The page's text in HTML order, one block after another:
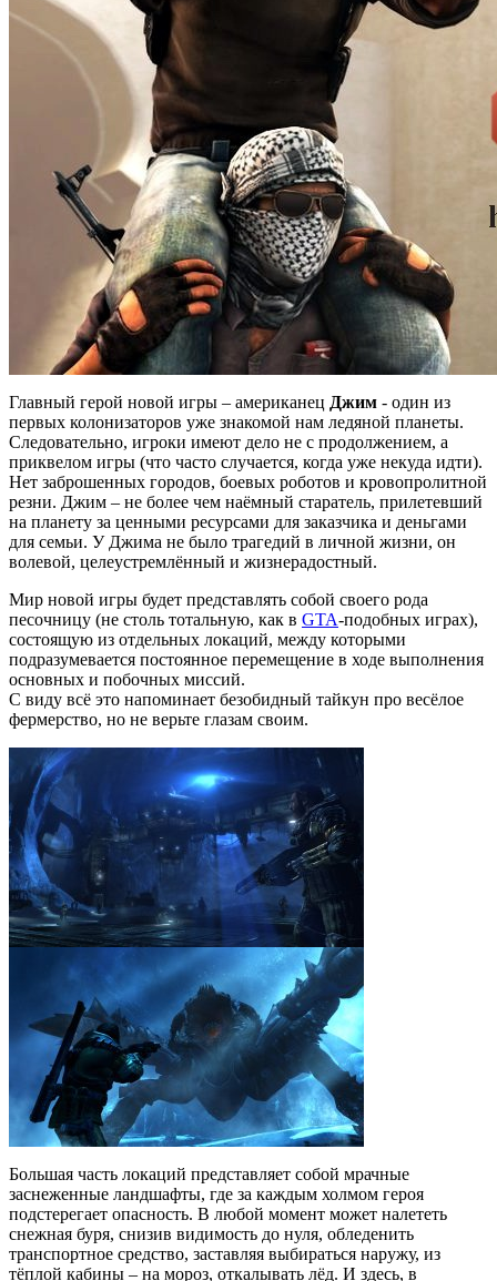
Главный герой новой игры – американец Джим - один из
первых колонизаторов уже знакомой нам ледяной планеты.
Следовательно, игроки имеют дело не с продолжением, а
приквелом игры (что часто случается, когда уже некуда идти).
Нет заброшенных городов, боевых роботов и кровопролитной
резни. Джим – не более чем наёмный старатель, прилетевший
на планету за ценными ресурсами для заказчика и деньгами
для семьи. У Джима не было трагедий в личной жизни, он
волевой, целеустремлённый и жизнерадостный.
Мир новой игры будет представлять собой своего рода
песочницу (не столь тотальную, как в GTA-подобных играх),
состоящую из отдельных локаций, между которыми
подразумевается постоянное перемещение в ходе выполнения
основных и побочных миссий.
С виду всё это напоминает безобидный тайкун про весёлое
фермерство, но не верьте глазам своим.
Большая часть локаций представляет собой мрачные
заснеженные ландшафты, где за каждым холмом героя
подстерегает опасность. В любой момент может налететь
снежная буря, снизив видимость до нуля, обледенить
транспортное средство, заставляя выбираться наружу, из
тёплой кабины – на мороз, откалывать лёд. И здесь, в